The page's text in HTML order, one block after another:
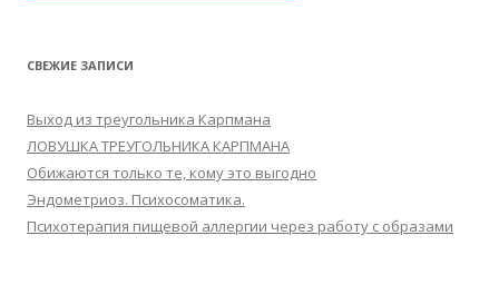
СВЕЖИЕ ЗАПИСИ
Выход из треугольника Карпмана
ЛОВУШКА ТРЕУГОЛЬНИКА КАРПМАНА
Обижаются только те, кому это выгодно
Эндометриоз. Психосоматика.
Психотерапия пищевой аллергии через работу с образами